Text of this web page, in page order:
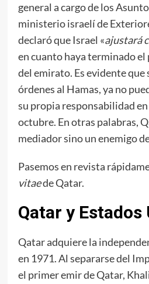
general a cargo de los
ministerio israelí de
declaró que Israel «ajustará
en cuanto haya terminado el
del emirato. Es evidente que
órdenes al Hamas, ya no
su propia responsabilidad
octubre. En otras palabras,
mediador sino un enemigo
Pasemos en revista
vitaede Qatar.
Qatar y Estados
Qatar adquiere la
en 1971. Al separarse del
el primer emir de Qatar,